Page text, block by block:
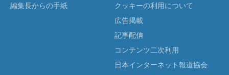
編集長からの手紙
クッキーの利用について
広告掲載
記事配信
コンテンツ二次利用
日本インターネット報道協会